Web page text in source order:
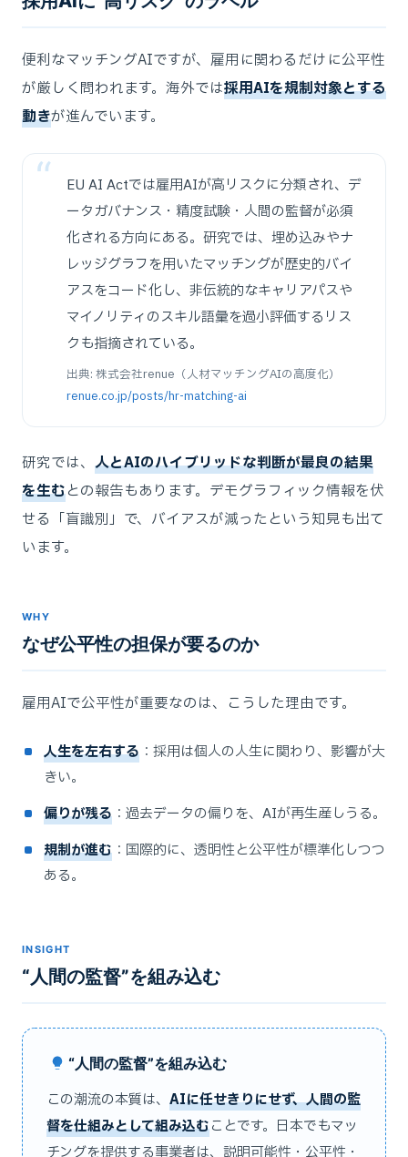
便利なマッチングAIですが、雇用に関わるだけに公平性
が厳しく問われます。海外では採用AIを規制対象とする
動きが進んでいます。
EU AI Actでは雇用AIが高リスクに分類され、デ
ータガバナンス・精度試験・人間の監督が必須
化される方向にある。研究では、埋め込みやナ
レッジグラフを用いたマッチングが歴史的バイ
アスをコード化し、非伝統的なキャリアパスや
マイノリティのスキル語彙を過小評価するリス
クも指摘されている。
出典: 株式会社renue（人材マッチングAIの高度化）
renue.co.jp/posts/hr-matching-ai
研究では、 人とAIのハイブリッドな判断が最良の結果
を生むとの報告もあります。デモグラフィック情報を伏
せる「盲識別」で、バイアスが減ったという知見も出て
います。
WHY
なぜ公平性の担保が要るのか
雇用AIで公平性が重要なのは、こうした理由です。
人生を左右する ：採用は個人の人生に関わり、影響が大
きい。
偏りが残る ：過去データの偏りを、AIが再生産しうる。
規制が進む ：国際的に、透明性と公平性が標準化しつつ
ある。
INSIGHT
“人間の監督”を組み込む
“人間の監督”を組み込む
この潮流の本質は、 AIに任せきりにせず、人間の監
督を仕組みとして組み込むことです。日本でもマッ